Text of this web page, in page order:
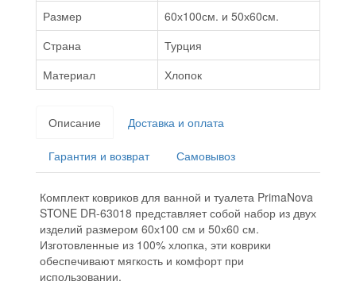
Размер
60х100см. и 50х60см.
Страна
Турция
Материал
Хлопок
Описание Доставка и оплата
Гарантия и возврат Самовывоз
Комплект ковриков для ванной и туалета PrimaNova
STONE DR-63018 представляет собой набор из двух
изделий размером 60х100 см и 50х60 см.
Изготовленные из 100% хлопка, эти коврики
обеспечивают мягкость и комфорт при
использовании.